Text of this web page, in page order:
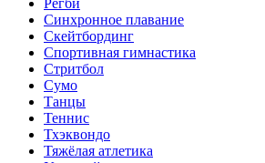
Регби
Синхронное плавание
Скейтбординг
Спортивная гимнастика
Стритбол
Сумо
Танцы
Теннис
Тхэквондо
Тяжёлая атлетика